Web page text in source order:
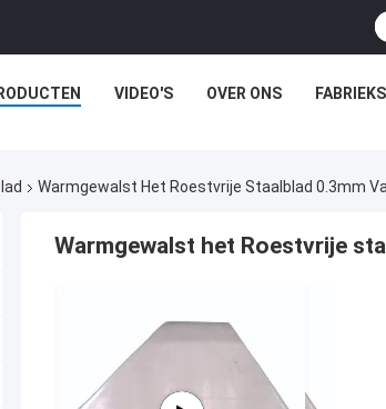
VIDEO'S OVER ONS
Warmgewalst Het Roestvrije Staalblad 0.3mm
Warmgewalst het Roestvrije